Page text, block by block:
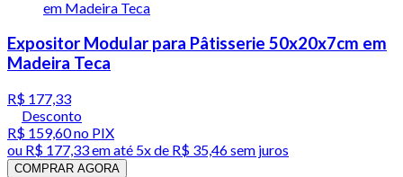
Expositor Modular para Pâtisserie 50x20x7cm em
Madeira Teca
R$ 177,33
Desconto
R$ 159,60no PIX
ou R$ 177,33em até 5x de R$ 35,46 sem juros
COMPRAR AGORA